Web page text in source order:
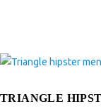
TRIANGLE